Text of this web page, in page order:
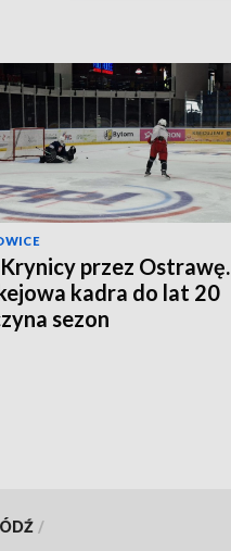
przez Ostrawę.
kadra do lat 20
sezon
/